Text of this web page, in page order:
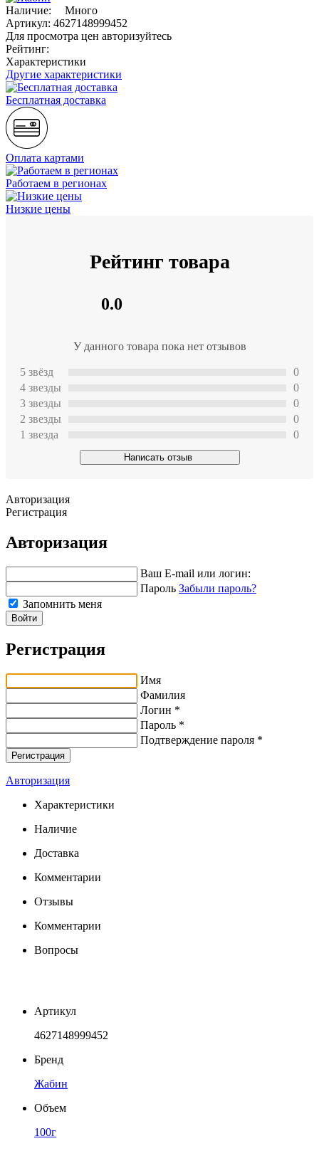
Наличие:
Много
Артикул: 4627148999452
Для просмотра цен авторизуйтесь
Рейтинг:
Характеристики
Другие характеристики
Бесплатная доставка
Оплата картами
Работаем в регионах
Низкие цены
Рейтинг товара
0.0
У данного товара пока нет отзывов
5 звёзд
4 звeзды
3 звeзды
2 звeзды
1 звeзда
0
0
0
0
0
Написать отзыв
Авторизация
Регистрация
Авторизация
Ваш E-mail или логин:
Пароль Забыли пароль?
Запомнить меня
Войти
Регистрация
Имя
Фамилия
Логин *
Пароль *
Подтверждение пароля *
Авторизация
Характеристики
Наличие
Доставка
Комментарии
Отзывы
Комментарии
Вопросы
Артикул
4627148999452
Бренд
Жабин
Объем
100г